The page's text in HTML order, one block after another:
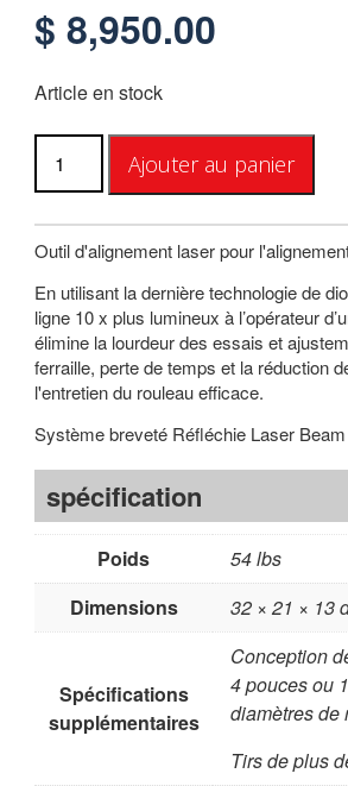
$ 8,950.00
Article en stock
quantité
Alignement
des
rouleaux
RollCheck
MAX
Ajouter au panier
Outil d'alignement laser pour
En utilisant la dernière technologie de
ligne 10 x plus lumineux à l’opérateur
élimine la lourdeur des essais et
ferraille, perte de temps et la réduction
l'entretien du rouleau efficace.
Système breveté Réfléchie Laser
spécification
Poids
54 lbs
Dimensions
32 × 21 × 13
Spécifications
supplémentaires
Conception
4 pouces ou
diamètres de
Tirs de plus